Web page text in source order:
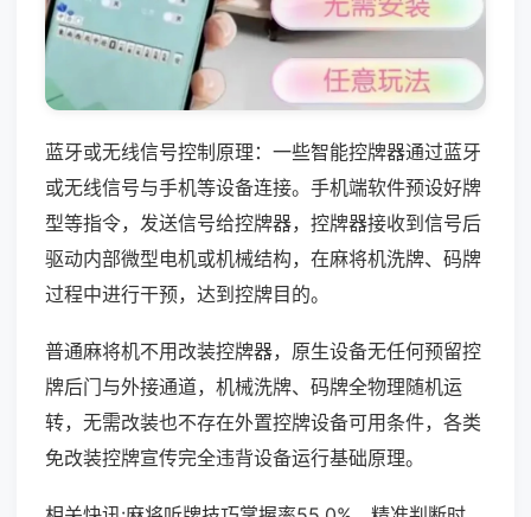
蓝牙或无线信号控制原理：一些智能控牌器通过蓝牙
或无线信号与手机等设备连接。手机端软件预设好牌
型等指令，发送信号给控牌器，控牌器接收到信号后
驱动内部微型电机或机械结构，在麻将机洗牌、码牌
过程中进行干预，达到控牌目的。
普通麻将机不用改装控牌器，原生设备无任何预留控
牌后门与外接通道，机械洗牌、码牌全物理随机运
转，无需改装也不存在外置控牌设备可用条件，各类
免改装控牌宣传完全违背设备运行基础原理。